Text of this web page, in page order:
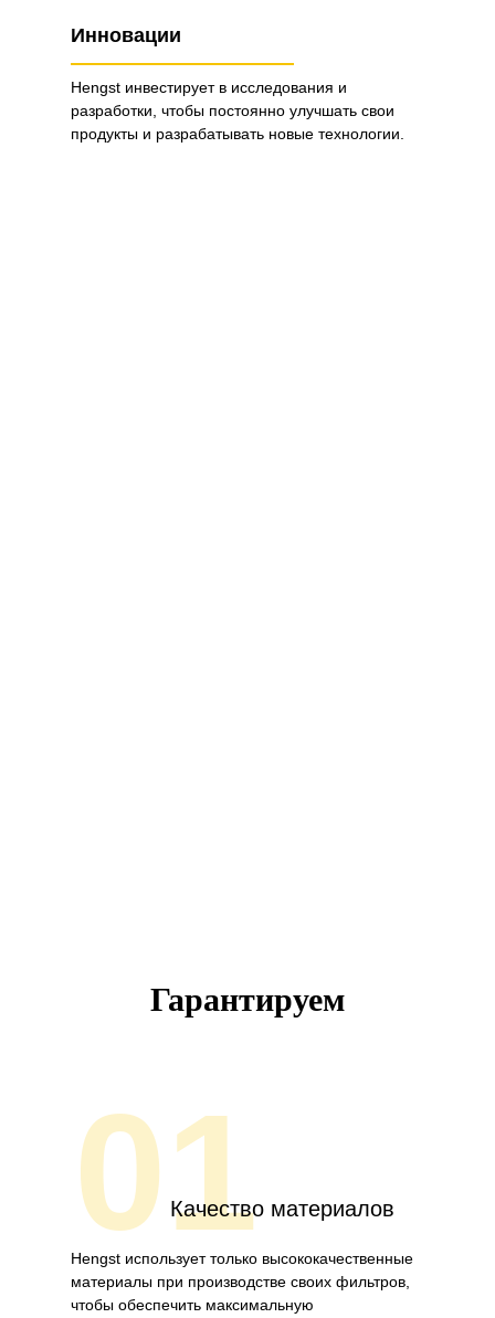
Инновации
Hengst инвестирует в исследования и
разработки, чтобы постоянно улучшать свои
продукты и разрабатывать новые технологии.
Гарантируем
01Качество материалов
Hengst использует только высококачественные
материалы при производстве своих фильтров,
чтобы обеспечить максимальную